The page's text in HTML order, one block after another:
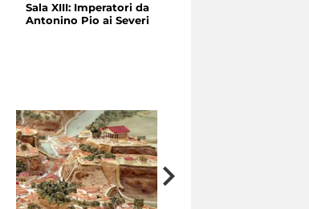
Sala XIII: Imperatori da
Antonino Pio ai Severi